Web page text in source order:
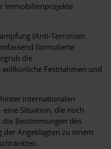
Immobilienprojekte
(Anti-Terrorism
formulierte
die
Festnahmen und
internationalen
eine Situation, die noch
Bestimmungen des
der Angeklagten zu einem